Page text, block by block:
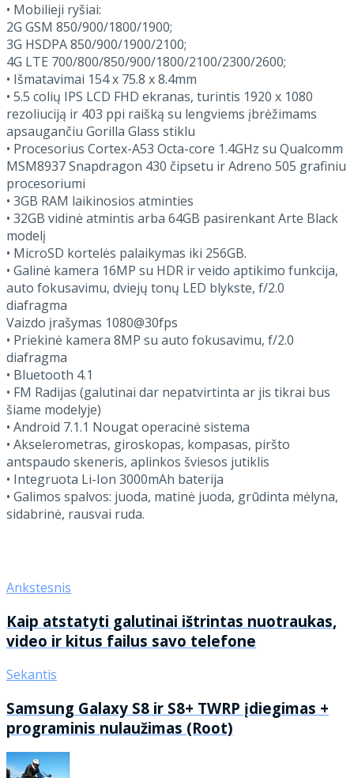
• Mobilieji ryšiai:
2G GSM 850/900/1800/1900;
3G HSDPA 850/900/1900/2100;
4G LTE 700/800/850/900/1800/2100/2300/2600;
• Išmatavimai 154 x 75.8 x 8.4mm
• 5.5 colių IPS LCD FHD ekranas, turintis 1920 x 1080
rezoliuciją ir 403 ppi raišką su lengviems įbrėžimams
apsaugančiu Gorilla Glass stiklu
• Procesorius Cortex-A53 Octa-core 1.4GHz su Qualcomm
MSM8937 Snapdragon 430 čipsetu ir Adreno 505 grafiniu
procesoriumi
• 3GB RAM laikinosios atminties
• 32GB vidinė atmintis arba 64GB pasirenkant Arte Black
modelį
• MicroSD kortelės palaikymas iki 256GB.
• Galinė kamera 16MP su HDR ir veido aptikimo funkcija,
auto fokusavimu, dviejų tonų LED blykste, f/2.0
diafragma
Vaizdo įrašymas 1080@30fps
• Priekinė kamera 8MP su auto fokusavimu, f/2.0
diafragma
• Bluetooth 4.1
• FM Radijas (galutinai dar nepatvirtinta ar jis tikrai bus
šiame modelyje)
• Android 7.1.1 Nougat operacinė sistema
• Akselerometras, giroskopas, kompasas, piršto
antspaudo skeneris, aplinkos šviesos jutiklis
• Integruota Li-Ion 3000mAh baterija
• Galimos spalvos: juoda, matinė juoda, grūdinta mėlyna,
sidabrinė, rausvai ruda.
Ankstesnis
Kaip atstatyti galutinai ištrintas nuotraukas,
video ir kitus failus savo telefone
Sekantis
Samsung Galaxy S8 ir S8+ TWRP įdiegimas +
programinis nulaužimas (Root)